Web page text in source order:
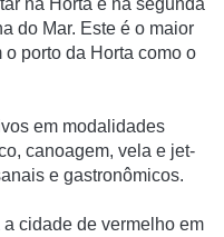
do Mar. Este é o maior
porto da Horta como o
em modalidades
canoagem, vela e jet-
e gastronômicos.
cidade de vermelho em